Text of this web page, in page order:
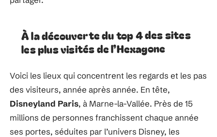
À la découverte du top 4 des sites
les plus visités de l’Hexagone
Voici les lieux qui concentrent les regards et les pas
des visiteurs, année après année. En tête,
Disneyland Paris, à Marne-la-Vallée. Près de 15
millions de personnes franchissent chaque année
ses portes, séduites par l’univers Disney, les